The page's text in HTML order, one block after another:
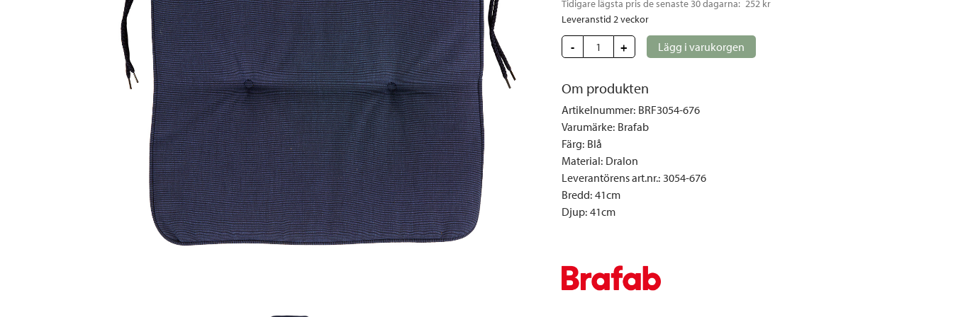
Sammetssoffor
Soffgrupper
Tygsoffor
Tillbehör till soffa
Tygstolar
Täcken och kuddar
Sängbord
Vedställ
Vinställ
Vitrinskåp
Garderober
Klockor
Kuddar | Plädar
Ljuslyktor | Ljusstakar
Ljus | Doft
Skafferi
Speglar
Tavlor
Vaser | Krukor
Taklampor
Utelampor
Loungemöbler
Möbelskydd
Paviljonger och tält
Utefåtöljer
Tidigare lägsta pris de senaste 30 dagarna: 252 kr
Leveranstid 2 veckor
- + Lägg i varukorgen
Om produkten
Artikelnummer: BRF3054-676
Varumärke: Brafab
Färg: Blå
Material: Dralon
Leverantörens art.nr.: 3054-676
Bredd: 41cm
Djup: 41cm